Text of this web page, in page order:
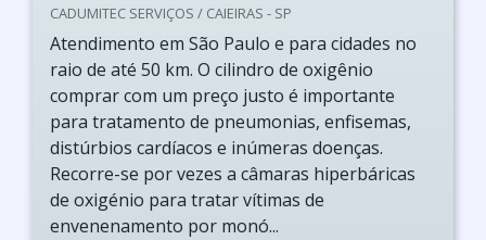
CADUMITEC SERVIÇOS / CAIEIRAS - SP
Atendimento em São Paulo e para cidades no
raio de até 50 km. O cilindro de oxigênio
comprar com um preço justo é importante
para tratamento de pneumonias, enfisemas,
distúrbios cardíacos e inúmeras doenças.
Recorre-se por vezes a câmaras hiperbáricas
de oxigénio para tratar vítimas de
envenenamento por monó...